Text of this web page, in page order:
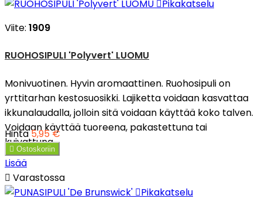
Pikakatselu
Viite: 1909
RUOHOSIPULI 'Polyvert' LUOMU
Monivuotinen. Hyvin aromaattinen. Ruohosipuli on
yrttitarhan kestosuosikki. Lajiketta voidaan kasvattaa
ikkunalaudalla, jolloin sitä voidaan käyttää koko talven.
Voidaan käyttää tuoreena, pakastettuna tai
kuivattuna.
Hinta5,95 €
 Ostoskoriin
Lisää
 Varastossa
Pikakatselu